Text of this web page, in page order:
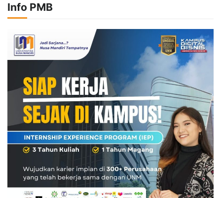
Info PMB